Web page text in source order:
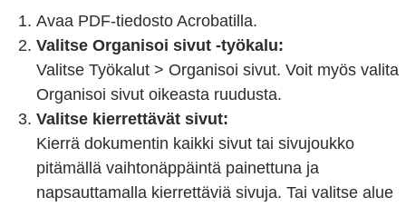
Avaa PDF-tiedosto Acrobatilla.
Valitse Organisoi sivut -työkalu:
Valitse Työkalut > Organisoi sivut. Voit myös valita
Organisoi sivut oikeasta ruudusta.
Valitse kierrettävät sivut:
Kierrä dokumentin kaikki sivut tai sivujoukko
pitämällä vaihtonäppäintä painettuna ja
napsauttamalla kierrettäviä sivuja. Tai valitse alue